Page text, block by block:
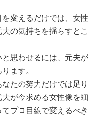
変えるだけでは、女性
の気持ちを揺らすとこ
思わせるには、元夫が
ます。
たの努力だけでは足り
が今求める女性像を細
プロ目線で変えるべき